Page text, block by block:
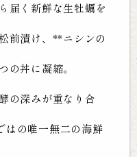
届く新鮮な生牡蠣を
前漬け、**ニシンの
の丼に凝縮。
の深みが重なり合
の唯一無二の海鮮